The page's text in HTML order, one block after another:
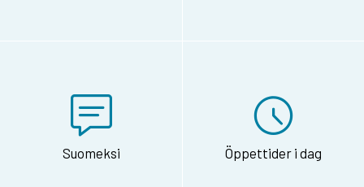
Suomeksi Öppettider i dag